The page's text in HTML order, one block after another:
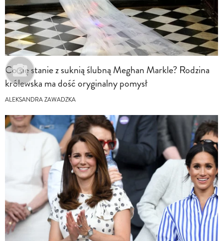
Co się stanie z suknią ślubną Meghan Markle? Rodzina
królewska ma dość oryginalny pomysł
ALEKSANDRA ZAWADZKA